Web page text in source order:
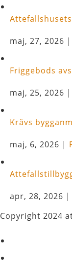
maj, 27, 2026 |
Friggebods
maj, 25, 2026 |
Krävs
maj, 6, 2026 |
apr, 28, 2026 |
Copyright 2024